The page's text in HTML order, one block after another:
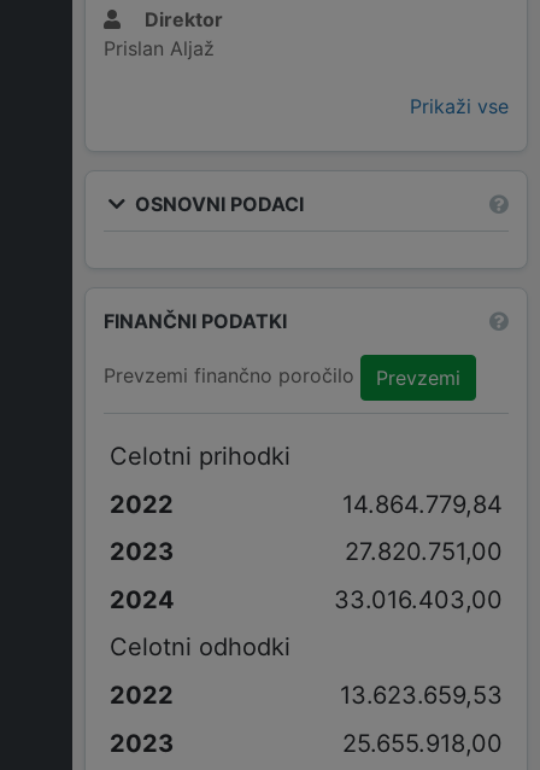
Direktor
Prislan Aljaž
Prikaži vse
OSNOVNI PODACI
FINANČNI PODATKI
Prevzemi finančno poročilo Prevzemi
Celotni prihodki
14.864.779,84
27.820.751,00
33.016.403,00
Celotni odhodki
13.623.659,53
25.655.918,00